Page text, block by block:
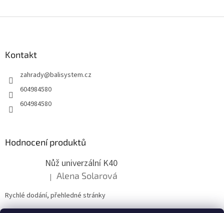
Kontakt
zahrady@balisystem.cz
604984580
604984580
Hodnocení produktů
Nůž univerzální K40
Hodnocení produktu je 5 z 5 hvězdiček.
| Alena Solarová
Rychlé dodání, přehledné stránky